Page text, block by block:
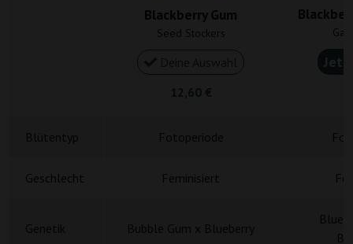
Blackberry Gum
Seed Stockers
Geschlecht Feminisiert